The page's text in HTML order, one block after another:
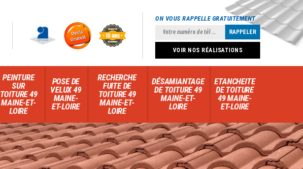
ON VOUS RAPPELLE GRATUITEMENT
VOIR NOS RÉALISATIONS
PEINTURE
SUR
TOITURE 49
MAINE-ET-
LOIRE
POSE DE
VELUX 49
MAINE-
ET-LOIRE
RECHERCHE
FUITE DE
TOITURE 49
MAINE-ET-
LOIRE
DÉSAMIANTAGE
DE TOITURE 49
MAINE-ET-
LOIRE
ETANCHEITE
DE TOITURE
49 MAINE-
ET-LOIRE